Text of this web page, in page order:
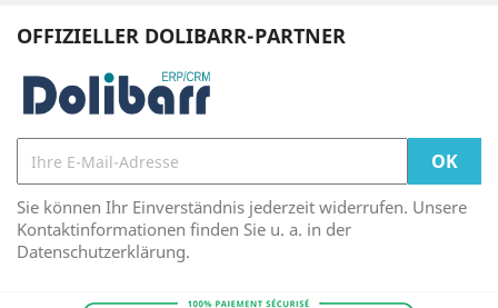
OFFIZIELLER DOLIBARR-PARTNER
Sie können Ihr Einverständnis jederzeit widerrufen. Unsere
Kontaktinformationen finden Sie u. a. in der
Datenschutzerklärung.